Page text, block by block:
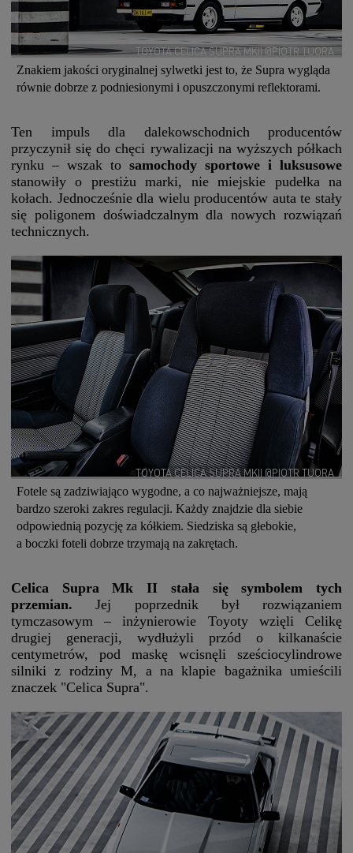
TOYOTA CELICA SUPRA MKII @PIOTR TUORA
Znakiem jakości oryginalnej sylwetki jest to, że Supra wygląda
równie dobrze z podniesionymi i opuszczonymi reflektorami.
Ten impuls dla dalekowschodnich producentów
przyczynił się do chęci rywalizacji na wyższych półkach
rynku – wszak to samochody sportowe i luksusowe
stanowiły o prestiżu marki, nie miejskie pudełka na
kołach. Jednocześnie dla wielu producentów auta te stały
się poligonem doświadczalnym dla nowych rozwiązań
technicznych.
TOYOTA CELICA SUPRA MKII @PIOTR TUORA
Fotele są zadziwiająco wygodne, a co najważniejsze, mają
bardzo szeroki zakres regulacji. Każdy znajdzie dla siebie
odpowiednią pozycję za kółkiem. Siedziska są głebokie,
a boczki foteli dobrze trzymają na zakrętach.
Celica Supra Mk II stała się symbolem tych
przemian.Jej poprzednik był rozwiązaniem
tymczasowym – inżynierowie Toyoty wzięli Celikę
drugiej generacji, wydłużyli przód o kilkanaście
centymetrów, pod maskę wcisnęli sześciocylindrowe
silniki z rodziny M, a na klapie bagażnika umieścili
znaczek "Celica Supra".